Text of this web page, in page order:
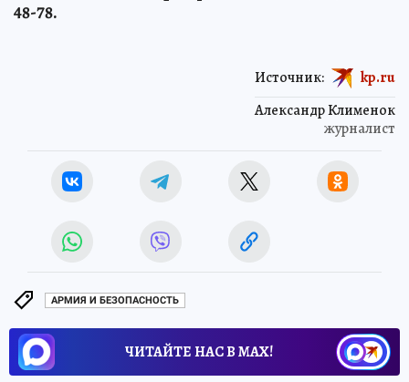
48-78.
Александр Клименок
журналист
Источник: kp.ru
АРМИЯ И БЕЗОПАСНОСТЬ
ЧИТАЙТЕ НАС В МАХ!